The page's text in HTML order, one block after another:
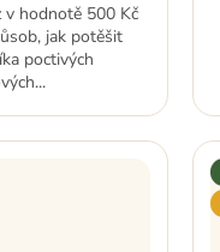
v hodnotě 500 Kč
jak potěšit
poctivých